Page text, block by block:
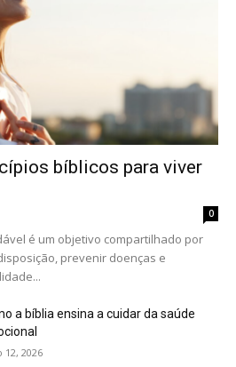
bíblicos para viver
0
é um objetivo compartilhado por
prevenir doenças e
a bíblia ensina a cuidar da saúde
12, 2026